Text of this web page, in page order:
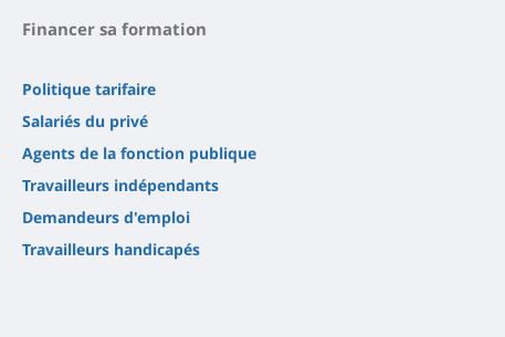
Financer sa formation
Politique tarifaire
Salariés du privé
Agents de la fonction publique
Travailleurs indépendants
Demandeurs d'emploi
Travailleurs handicapés